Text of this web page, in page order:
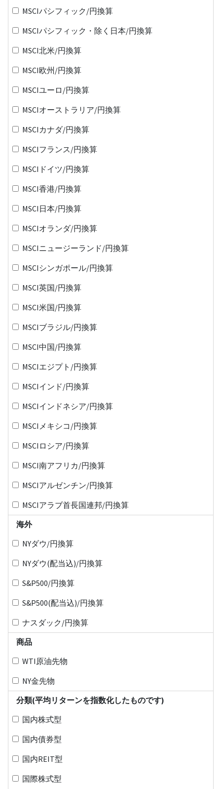
MSCIパシフィック/円換算
MSCIパシフィック・除く日本/円換算
MSCI北米/円換算
MSCI欧州/円換算
MSCIユーロ/円換算
MSCIオーストラリア/円換算
MSCIカナダ/円換算
MSCIフランス/円換算
MSCIドイツ/円換算
MSCI香港/円換算
MSCI日本/円換算
MSCIオランダ/円換算
MSCIニュージーランド/円換算
MSCIシンガポール/円換算
MSCI英国/円換算
MSCI米国/円換算
MSCIブラジル/円換算
MSCI中国/円換算
MSCIエジプト/円換算
MSCIインド/円換算
MSCIインドネシア/円換算
MSCIメキシコ/円換算
MSCIロシア/円換算
MSCI南アフリカ/円換算
MSCIアルゼンチン/円換算
MSCIアラブ首長国連邦/円換算
海外
NYダウ/円換算
NYダウ(配当込)/円換算
S&P500/円換算
S&P500(配当込)/円換算
ナスダック/円換算
商品
WTI原油先物
NY金先物
分類(平均リターンを指数化したものです)
国内株式型
国内債券型
国内REIT型
国際株式型